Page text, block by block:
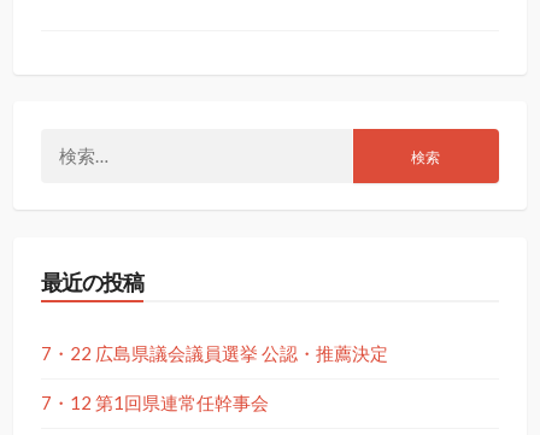
最近の投稿
7・22 広島県議会議員選挙 公認・推薦決定
7・12 第1回県連常任幹事会